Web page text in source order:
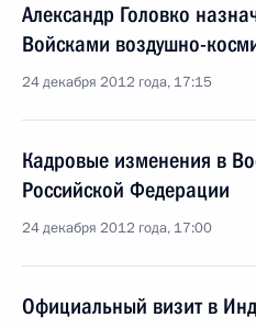
Александр Головко
Войсками воздушно-
24 декабря 2012 года, 17:15
Кадровые изменения в
Российской Федерации
24 декабря 2012 года, 17:00
Официальный визит в